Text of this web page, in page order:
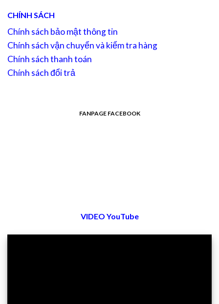
CHÍNH SÁCH
Chính sách bảo mật thông tin
Chính sách vận chuyển và kiểm tra hàng
Chính sách thanh toán
Chính sách đổi trả
FANPAGE FACEBOOK
VIDEO YouTube